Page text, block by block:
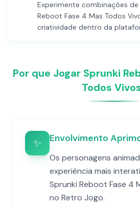
Experimente combinações
Reboot Fase 4 Mas Todos
criatividade dentro da
Por que Jogar Sprunki
Todos
✨ Envolvimento
Os personagens
experiência mais
Sprunki Reboot Fase 4
no Retro Jogo.